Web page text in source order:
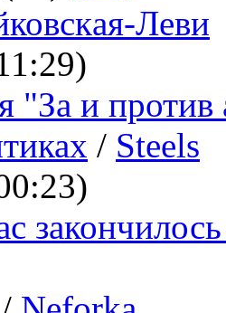
Леви
"За и против
/ Steels